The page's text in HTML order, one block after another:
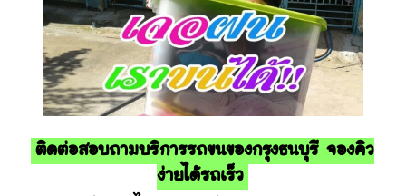
ติดต่อสอบถามบริการรถขนของกรุงธนบุรี จองคิว
ง่ายได้รถเร็ว